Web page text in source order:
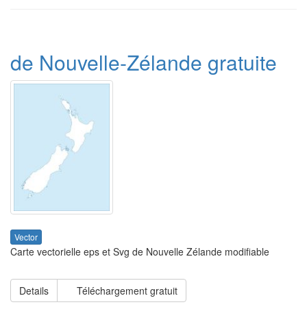
de Nouvelle-Zélande gratuite
Vector
Carte vectorielle eps et Svg de Nouvelle Zélande modifiable
Details Téléchargement gratuit